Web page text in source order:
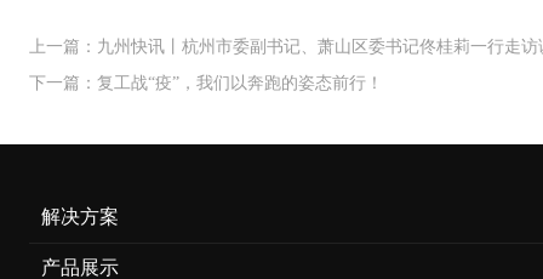
上一篇：九州快讯丨杭州市委副书记、萧山区委书记佟桂莉一行走
下一篇：复工战“疫”，我们以奔跑的姿态前行！​
解决方案
产品展示